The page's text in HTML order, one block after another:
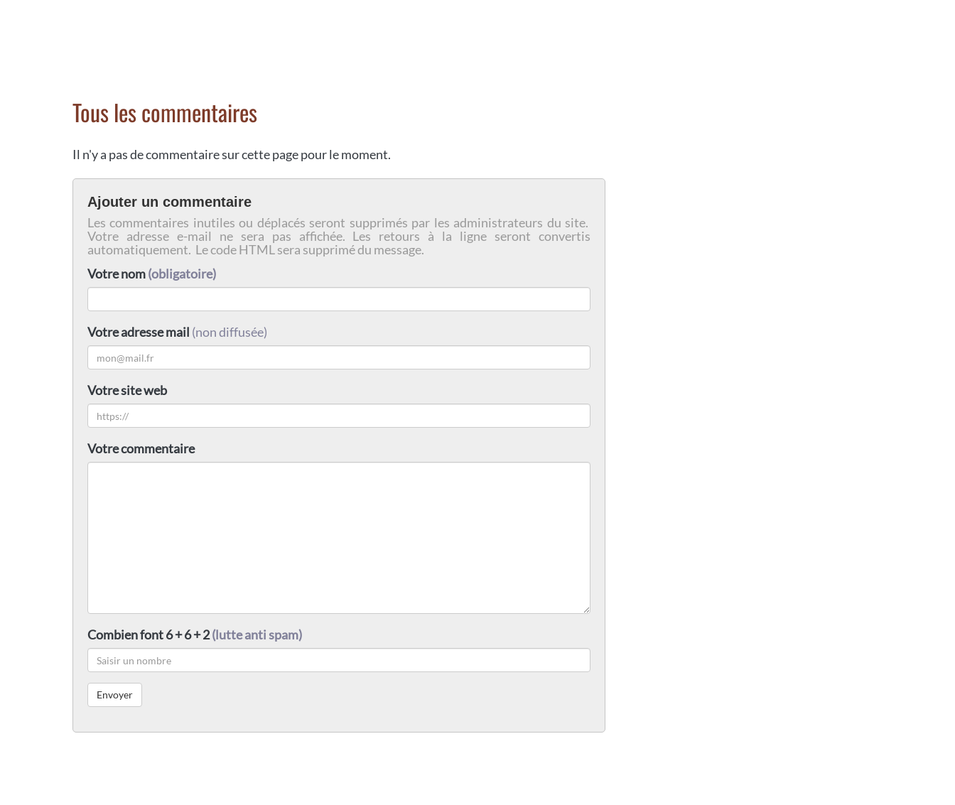
Tous les commentaires
Il n'y a pas de commentaire sur cette page pour le moment.
Ajouter un commentaire
Les commentaires inutiles ou déplacés seront supprimés par les administrateurs du site.
Votre adresse e-mail ne sera pas affichée. Les retours à la ligne seront convertis
automatiquement. Le code HTML sera supprimé du message.
Votre nom(obligatoire)
Votre adresse mail (non diffusée)
Votre site web
Votre commentaire
Combien font 6 + 6 + 2(lutte anti spam)